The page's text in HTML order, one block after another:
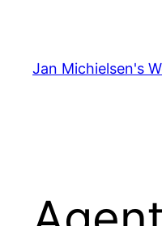
Jan Michielsen's